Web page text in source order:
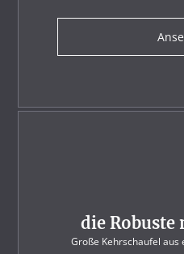
die
Große Kehrschaufel aus